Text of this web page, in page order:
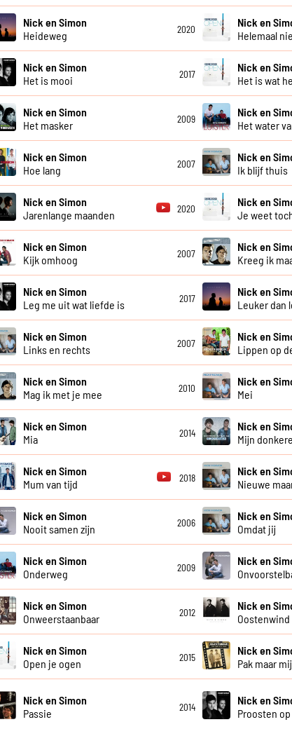
Nick en Simon
Heideweg
2020
Nick en
Helemaal
Nick en Simon
Het is mooi
2017
Nick en
Het is wat
Nick en Simon
Het masker
2009
Nick en
Het water
Nick en Simon
Hoe lang
2007
Nick en
Ik blijf thuis
Nick en Simon
Jarenlange maanden
2020
Nick en
Je weet
Nick en Simon
Kijk omhoog
2007
Nick en
Kreeg ik
Nick en Simon
Leg me uit wat liefde is
2017
Nick en
Leuker dan
Nick en Simon
Links en rechts
2007
Nick en
Lippen op
Nick en Simon
Mag ik met je mee
2010
Nick en
Mei
Nick en Simon
Mia
2014
Nick en
Mijn
Nick en Simon
Mum van tijd
2018
Nick en
Nieuwe
Nick en Simon
Nooit samen zijn
2006
Nick en
Omdat jij
Nick en Simon
Onderweg
2009
Nick en
Nick en Simon
Onweerstaanbaar
2012
Nick en
Oostenwind
Nick en Simon
Open je ogen
2015
Nick en
Pak maar
Nick en Simon
Passie
2014
Nick en
Proosten